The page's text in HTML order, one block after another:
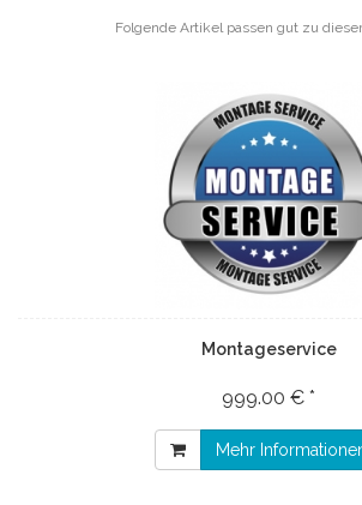
Folgende Artikel passen gut zu
Montageservice
999.00 € *
Mehr